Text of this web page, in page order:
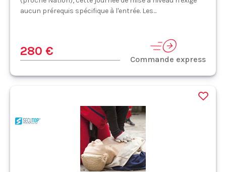
aucun prérequis spécifique à l'entrée. Les...
280 €
Commande express